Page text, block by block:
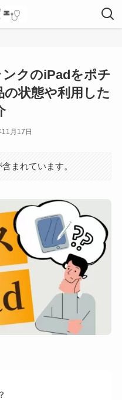
クのiPadをポチ
の状態や利用した
月17日
まれています。